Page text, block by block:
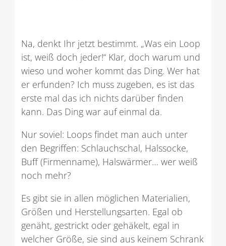
Na, denkt Ihr jetzt bestimmt. „Was ein Loop
ist, weiß doch jeder!“ Klar, doch warum und
wieso und woher kommt das Ding. Wer hat
er erfunden? Ich muss zugeben, es ist das
erste mal das ich nichts darüber finden
kann. Das Ding war auf einmal da.
Nur soviel: Loops findet man auch unter
den Begriffen: Schlauchschal, Halssocke,
Buff (Firmenname), Halswärmer… wer weiß
noch mehr?
Es gibt sie in allen möglichen Materialien,
Größen und Herstellungsarten. Egal ob
genäht, gestrickt oder gehäkelt, egal in
welcher Größe, sie sind aus keinem Schrank